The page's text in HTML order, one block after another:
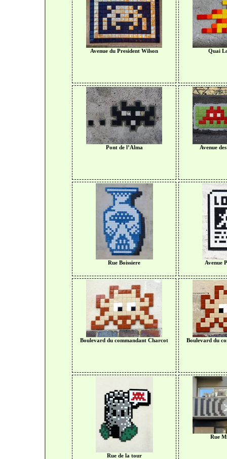
Avenue du President Wilson Quai
Pont de l’Alma Avenue
Rue Boissiere Avenue
Boulevard du commandant Charcot Boulevard du
Rue de la tour
Rue